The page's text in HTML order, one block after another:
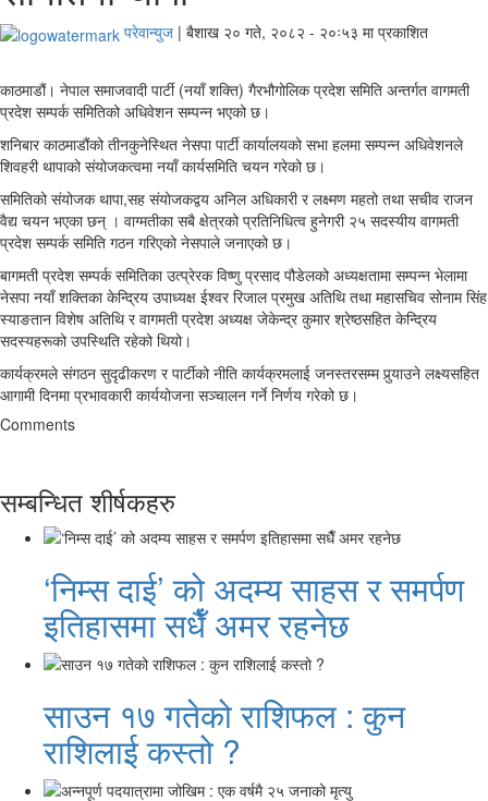
परेवान्युज | बैशाख २० गते, २०८२ - २०ः५३ मा प्रकाशित
काठमाडौं। नेपाल समाजवादी पार्टी (नयाँ शक्ति) गैरभौगोलिक प्रदेश समिति अन्तर्गत वागमती
प्रदेश सम्पर्क समितिको अधिवेशन सम्पन्न भएको छ।
शनिबार काठमाडौंको तीनकुनेस्थित नेसपा पार्टी कार्यालयको सभा हलमा सम्पन्न अधिवेशनले
शिवहरी थापाको संयोजकत्वमा नयाँ कार्यसमिति चयन गरेको छ।
समितिको संयोजक थापा,सह संयोजकद्वय अनिल अधिकारी र लक्ष्मण महतो तथा सचीव राजन
वैद्य चयन भएका छन् । वाग्मतीका सबै क्षेत्रको प्रतिनिधित्व हुनेगरी २५ सदस्यीय वागमती
प्रदेश सम्पर्क समिति गठन गरिएको नेसपाले जनाएको छ।
बागमती प्रदेश सम्पर्क समितिका उत्प्रेरक विष्णु प्रसाद पौडेलको अध्यक्षतामा सम्पन्न भेलामा
नेसपा नयाँ शक्तिका केन्द्रिय उपाध्यक्ष ईश्वर रिजाल प्रमुख अतिथि तथा महासचिव सोनाम सिंह
स्याङतान विशेष अतिथि र वागमती प्रदेश अध्यक्ष जेकेन्द्र कुमार श्रेष्ठसहित केन्द्रिय
सदस्यहरूको उपस्थिति रहेको थियो।
कार्यक्रमले संगठन सुदृढीकरण र पार्टीको नीति कार्यक्रमलाई जनस्तरसम्म पुर्‍याउने लक्ष्यसहित
आगामी दिनमा प्रभावकारी कार्ययोजना सञ्चालन गर्ने निर्णय गरेको छ।
Comments
सम्बन्धित शीर्षकहरु
‘निम्स दाई’ को अदम्य साहस र समर्पण
इतिहासमा सधैँ अमर रहनेछ
साउन १७ गतेको राशिफल : कुन
राशिलाई कस्तो ?